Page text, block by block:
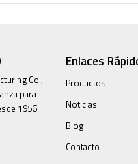
Co.,
para
1956.
Enlaces
Productos
Noticias
Blog
Contacto